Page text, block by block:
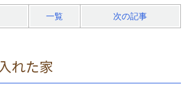
一覧 次の記事
れた家